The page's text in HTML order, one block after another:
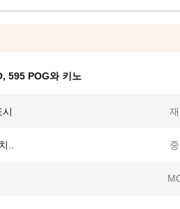
, 595 POG와 키노
..